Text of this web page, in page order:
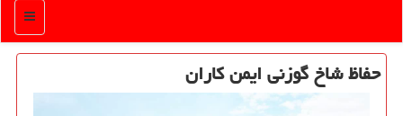
منو
حفاظ شاخ گوزنی ایمن كاران